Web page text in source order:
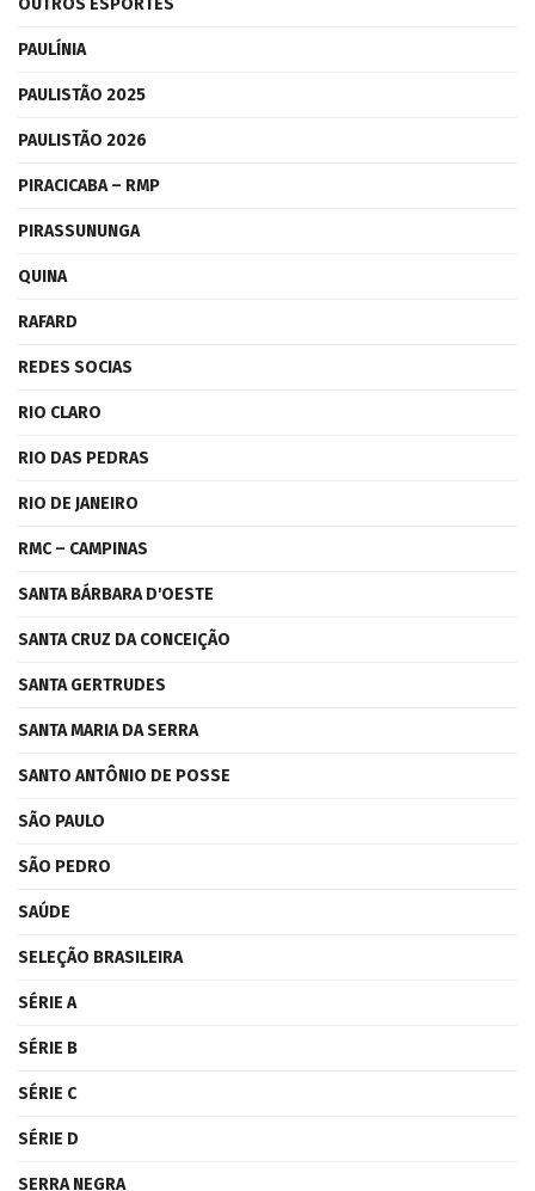
OUTROS ESPORTES
PAULÍNIA
PAULISTÃO 2025
PAULISTÃO 2026
PIRACICABA – RMP
PIRASSUNUNGA
QUINA
RAFARD
REDES SOCIAS
RIO CLARO
RIO DAS PEDRAS
RIO DE JANEIRO
RMC – CAMPINAS
SANTA BÁRBARA D'OESTE
SANTA CRUZ DA CONCEIÇÃO
SANTA GERTRUDES
SANTA MARIA DA SERRA
SANTO ANTÔNIO DE POSSE
SÃO PAULO
SÃO PEDRO
SAÚDE
SELEÇÃO BRASILEIRA
SÉRIE A
SÉRIE B
SÉRIE C
SÉRIE D
SERRA NEGRA